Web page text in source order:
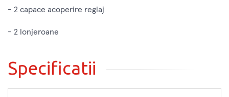
- 2 capace acoperire reglaj
- 2 lonjeroane
Specificatii